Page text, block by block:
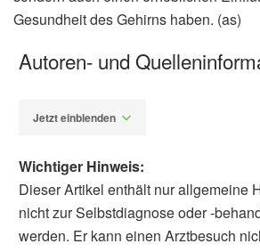
Gesundheit des Gehirns haben. (as)
Autoren- und
Jetzt einblenden
Wichtiger Hinweis:
Dieser Artikel enthält nur allgemeine
nicht zur Selbstdiagnose oder -
werden. Er kann einen Arztbesuch